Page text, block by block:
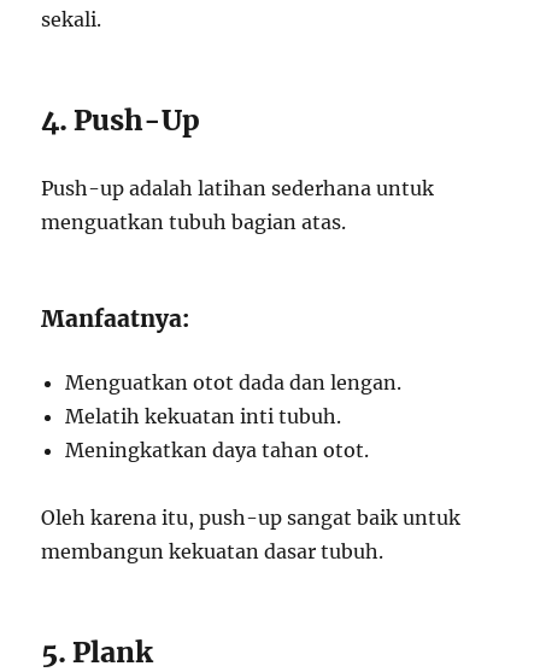
sekali.
4. Push-Up
Push-up adalah latihan sederhana untuk
menguatkan tubuh bagian atas.
Manfaatnya:
Menguatkan otot dada dan lengan.
Melatih kekuatan inti tubuh.
Meningkatkan daya tahan otot.
Oleh karena itu, push-up sangat baik untuk
membangun kekuatan dasar tubuh.
5. Plank